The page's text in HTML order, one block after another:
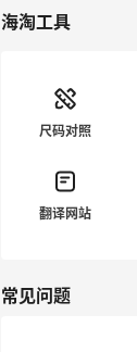
海淘工具
尺码对照
翻译网站
常见问题